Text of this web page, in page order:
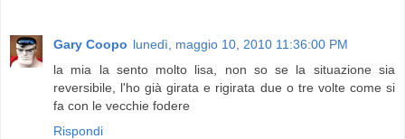
Gary Coopo lunedì, maggio 10, 2010 11:36:00 PM
la mia la sento molto lisa, non so se la situazione sia
reversibile, l'ho già girata e rigirata due o tre volte come si
fa con le vecchie fodere
Rispondi